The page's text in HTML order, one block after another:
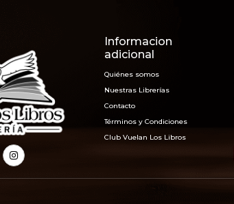
Informacion
adicional
Quiénes somos
Nuestras Librerías
Contacto
Términos y Condiciones
Club Vuelan Los Libros